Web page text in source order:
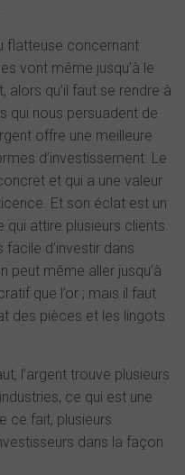
flatteuse concernant
vont même jusqu’à le
qu’il faut se rendre à
qui nous persuadent de
offre une meilleure
d’investissement. Le
et qui a une valeur
Et son éclat est un
attire plusieurs clients.
d’investir dans
peut même aller jusqu’à
que l’or ; mais il faut
des pièces et les lingots
l’argent trouve plusieurs
ce qui est une
ce fait, plusieurs
dans la façon